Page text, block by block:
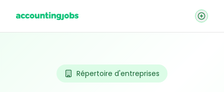
Répertoire d'entreprises